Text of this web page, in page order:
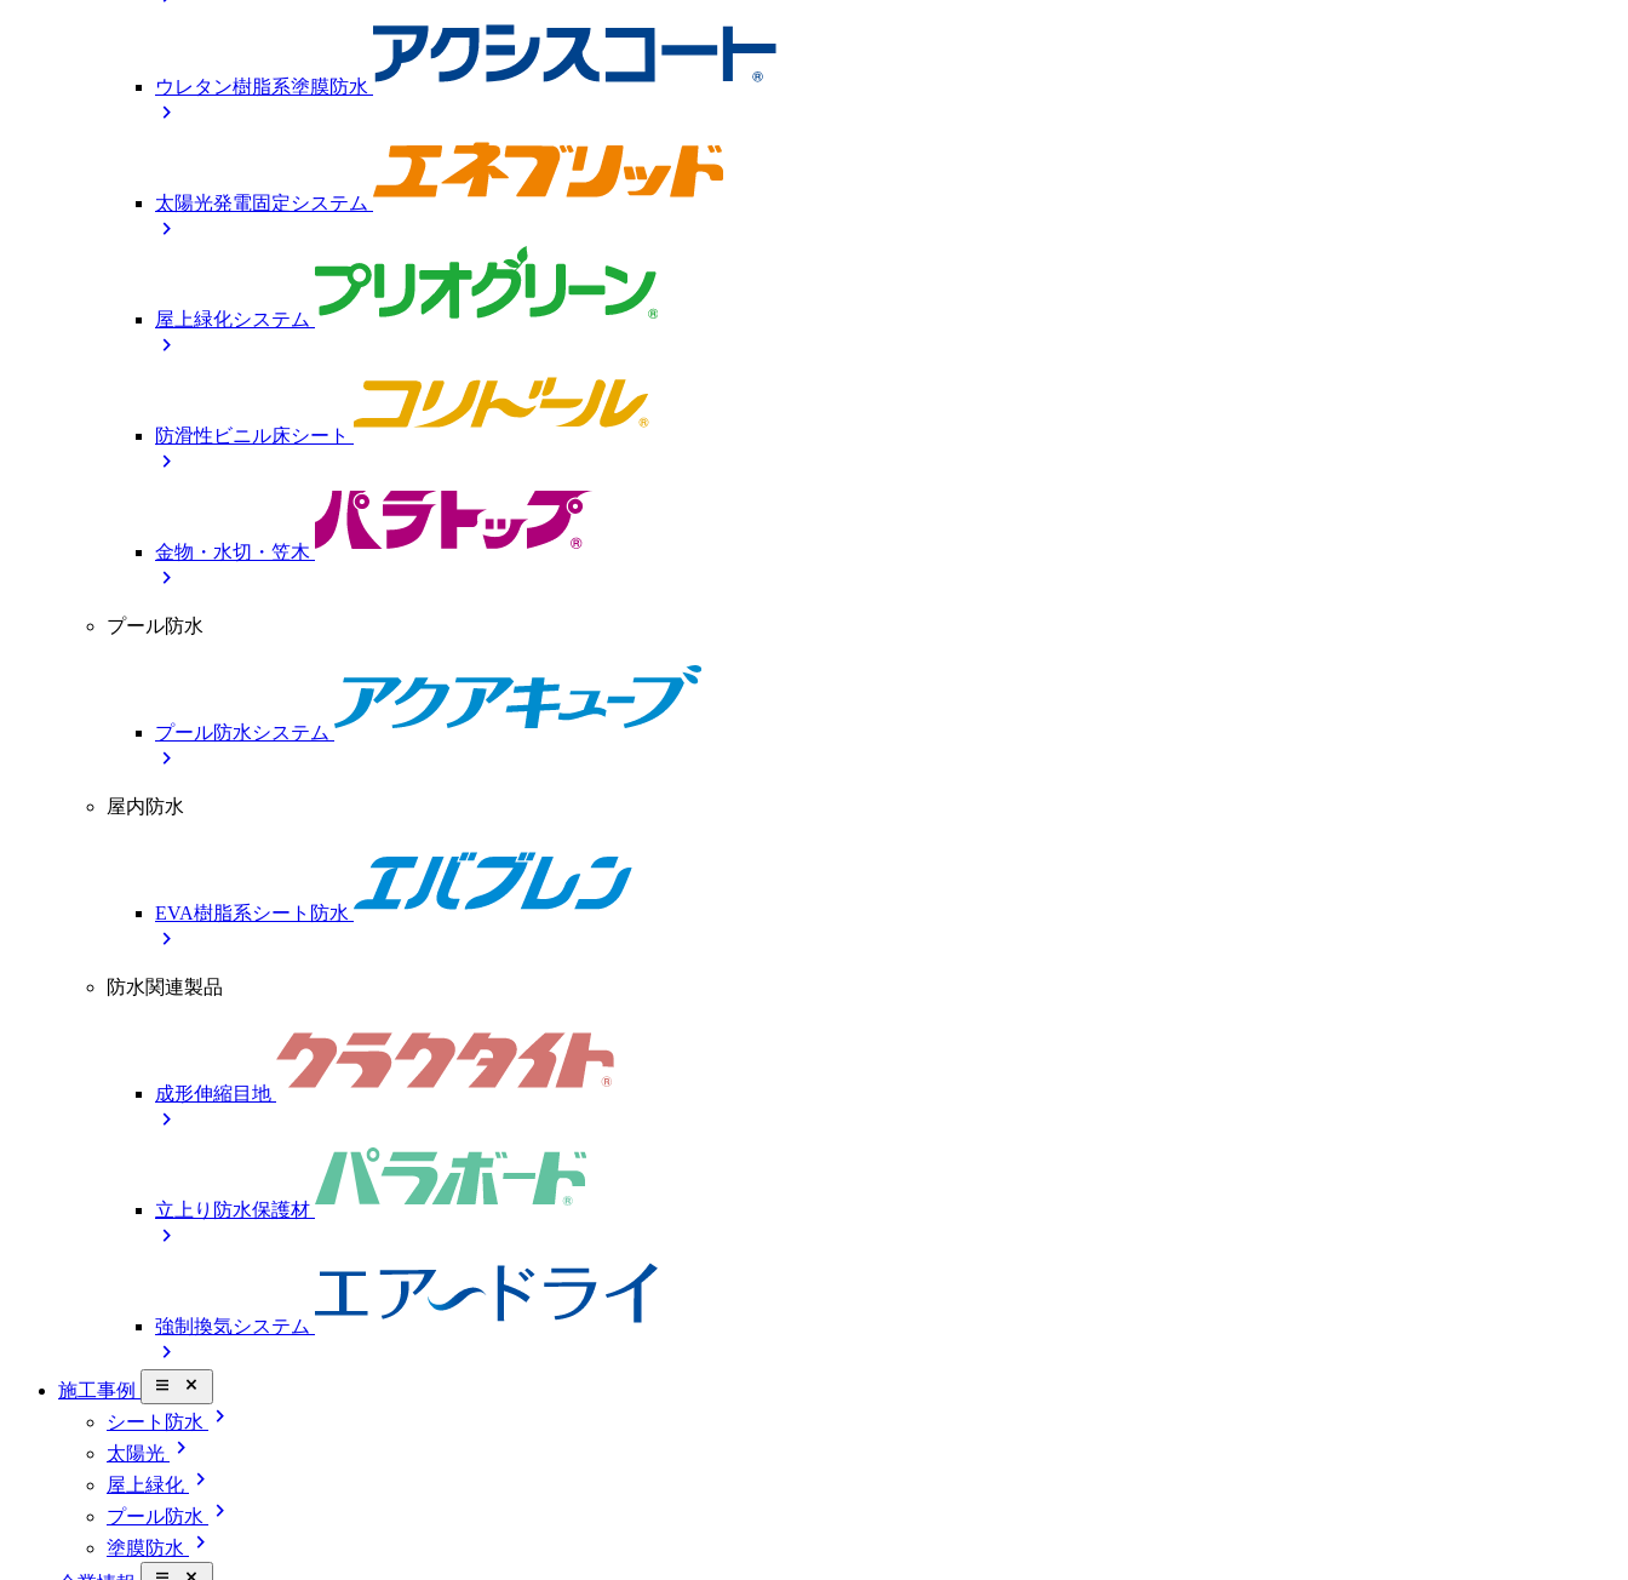
ウレタン樹脂系塗膜防水
chevron_right
太陽光発電固定システム
chevron_right
屋上緑化システム
chevron_right
防滑性ビニル床シート
chevron_right
金物・水切・笠木
chevron_right
プール防水
プール防水システム
chevron_right
屋内防水
EVA樹脂系シート防水
chevron_right
防水関連製品
成形伸縮目地
chevron_right
立上り防水保護材
chevron_right
強制換気システム
chevron_right
施工事例 close_small
シート防水 chevron_right
太陽光 chevron_right
屋上緑化 chevron_right
プール防水 chevron_right
塗膜防水 chevron_right